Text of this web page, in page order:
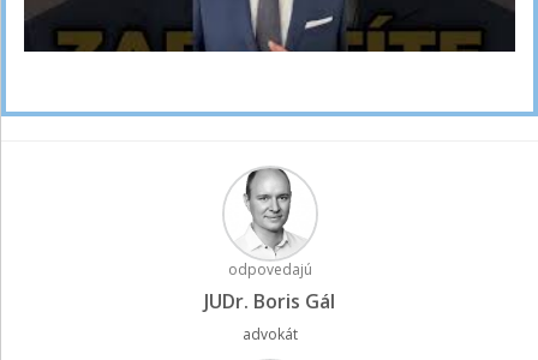
odpovedajú
JUDr. Boris Gál
advokát